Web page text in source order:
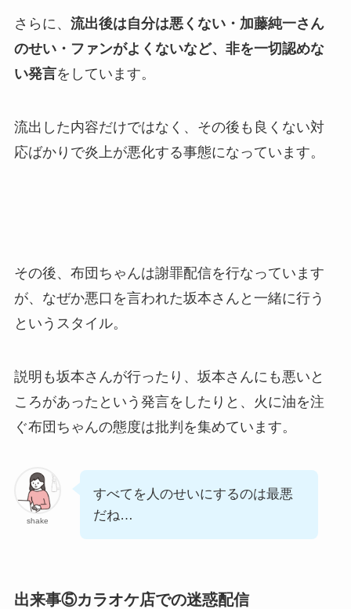
さらに、 流出後は自分は悪くない・加藤純一さん
のせい・ファンがよくないなど、非を一切認めな
い発言をしています。
流出した内容だけではなく、その後も良くない対
応ばかりで炎上が悪化する事態になっています。
その後、布団ちゃんは謝罪配信を行なっています
が、なぜか悪口を言われた坂本さんと一緒に行う
というスタイル。
説明も坂本さんが行ったり、坂本さんにも悪いと
ころがあったという発言をしたりと、火に油を注
ぐ布団ちゃんの態度は批判を集めています。
shake
すべてを人のせいにするのは最悪
だね…
出来事⑤カラオケ店での迷惑配信